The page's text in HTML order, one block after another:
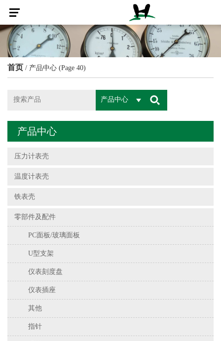
首页 / 产品中心 (Page 40)
产品中心
产品中心
压力计表壳
温度计表壳
铁表壳
零部件及配件
PC面板/玻璃面板
U型支架
仪表刻度盘
仪表插座
其他
指针